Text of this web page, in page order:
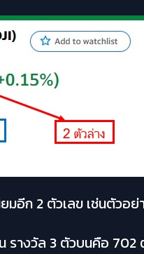
อีก 2 ตัวเลข เช่นตัว
รางวัล 3 ตัวบนคือ 702